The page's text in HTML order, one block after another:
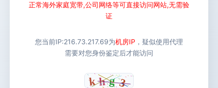
正常海外家庭宽带,公司网络等可直接访问网站,无需验
证
您当前IP:216.73.217.69为机房IP ，疑似使用代理
需要对您身份鉴定后才能访问